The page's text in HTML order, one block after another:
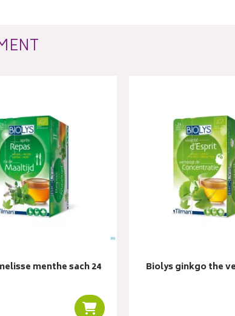
menthe sach 24
Ajouter au panier
Biolys ginkgo the